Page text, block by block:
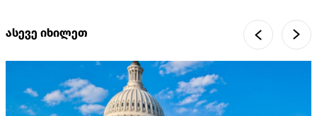
ასევე იხილეთ